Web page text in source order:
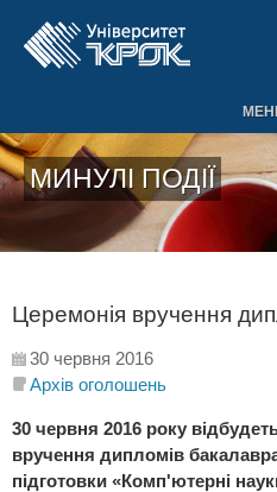
МИНУЛІ ПОДІЇ
Церемонія вручення
30 червня 2016
Архів оголошень
30 червня 2016 року
вручення дипломів
підготовки «Комп'ютерні